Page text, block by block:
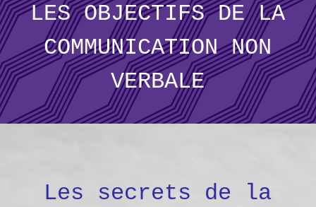
LES OBJECTIFS DE LA
COMMUNICATION NON
VERBALE
Les secrets de la